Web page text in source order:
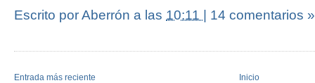
Escrito por Aberrón a las 10:11 | 14 comentarios »
Entrada más reciente Inicio